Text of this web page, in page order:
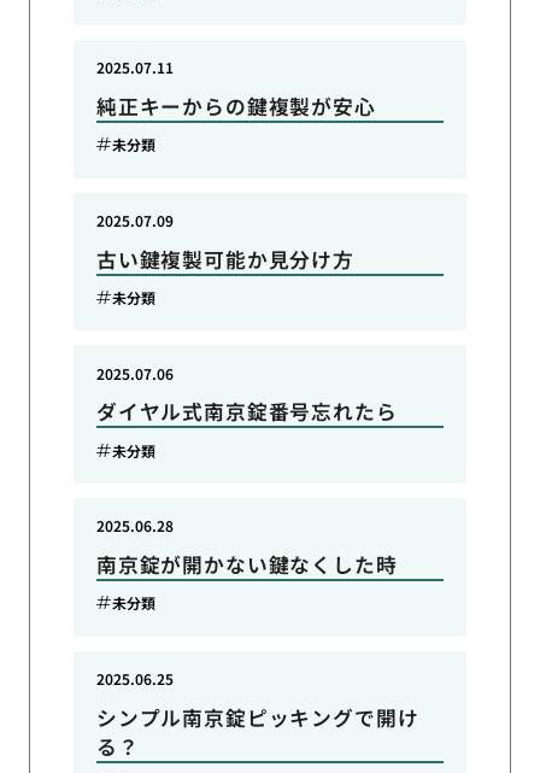
純正キーからの鍵複製が安心
2025.07.11
未分類
古い鍵複製可能か見分け方
2025.07.09
未分類
ダイヤル式南京錠番号忘れたら
2025.07.06
未分類
南京錠が開かない鍵なくした時
2025.06.28
未分類
シンプル南京錠ピッキングで開け
る？
2025.06.25